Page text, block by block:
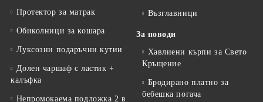
Протектор за матрак
Обиколници за кошара
Луксозни подаръчни кутии
Долен чаршаф с ластик +
калъфка
Непромокаема подложка 2 в
Възглавници
За поводи
Хавлиени кърпи за Свето
Кръщение
Бродирано платно за
бебешка погача